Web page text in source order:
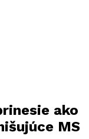
ako
MS